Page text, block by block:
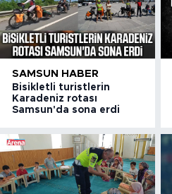
SAMSUN HABER
Bisikletli turistlerin
Karadeniz rotası
Samsun'da sona erdi